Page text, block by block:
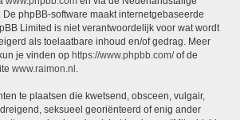
. De phpBB-software maakt internetgebaseerde
Limited is niet verantwoordelijk voor wat wordt
als toelaatbare inhoud en/of gedrag. Meer
je vinden op https://www.phpbb.com/of de
www.raimon.nl .
te plaatsen die kwetsend, obsceen, vulgair,
seksueel georiënteerd of enig ander